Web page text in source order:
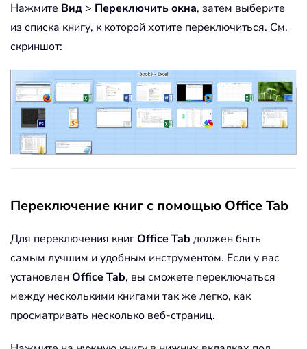
Нажмите Вид > Переключить окна, затем выберите
из списка книгу, к которой хотите переключиться. См.
скриншот:
Переключение книг с помощью Office Tab
Для переключения книгOffice Tab должен быть
самым лучшим и удобным инструментом. Если у вас
установленOffice Tab, вы сможете переключаться
между несколькими книгами так же легко, как
просматривать несколько веб-страниц.